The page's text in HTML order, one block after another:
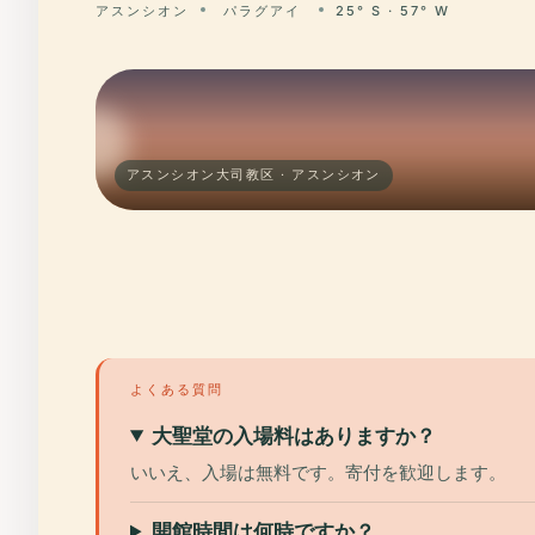
アスンシオン パラグアイ 25° S · 57° W
アスンシオン大司教区 · アスンシオン
よくある質問
大聖堂の入場料はありますか？
いいえ、入場は無料です。寄付を歓迎します。